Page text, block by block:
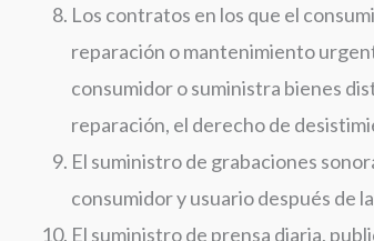
Los contratos en los que el
reparación o mantenimiento
consumidor o suministra bienes
reparación, el derecho de
El suministro de grabaciones
consumidor y usuario después de
El suministro de prensa diaria,